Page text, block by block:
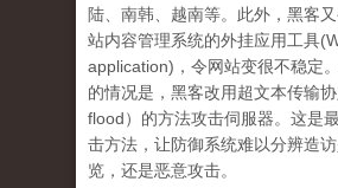
陆、南韩、越南等。 此外，黑客
站内容管理系统的外挂应用工具
application)，令网站变很不稳定。
的情况是，黑客改用超文本传输​​
flood）的方法攻击伺服器。 这是
击方法，让防御系统难以分辨造
览，还是恶意攻击。